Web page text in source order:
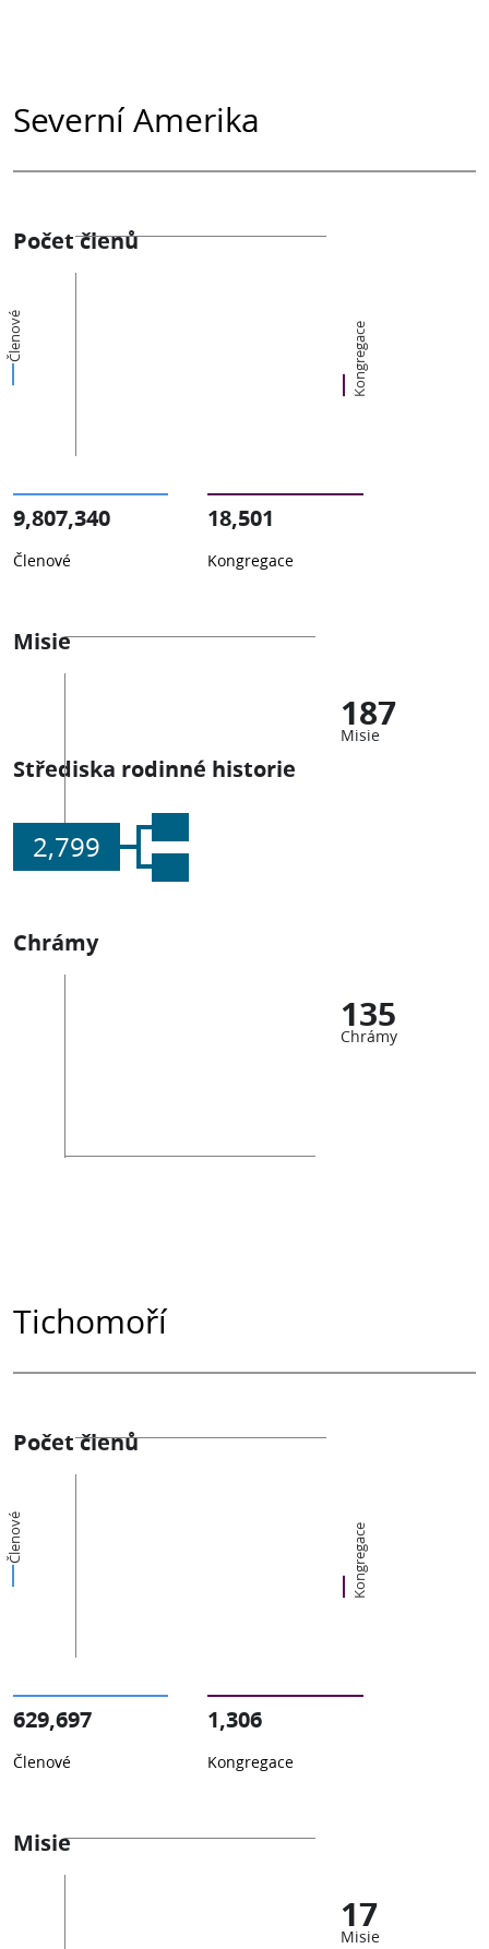
Severní Amerika
Počet členů
Členové Kongregace
9,807,340
Členové
18,501
Kongregace
Misie
187
Misie
Střediska rodinné historie
2,799
Chrámy
135
Chrámy
Tichomoří
Počet členů
Členové Kongregace
629,697
Členové
1,306
Kongregace
Misie
17
Misie